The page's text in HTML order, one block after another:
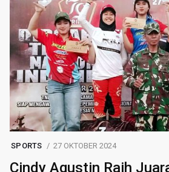
SPORTS 27 OKTOBER 2024
Cindy Agustin Raih